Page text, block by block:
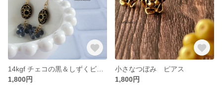
1,800円
小さなつぼみ ピアス
1,800円